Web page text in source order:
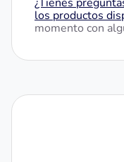
los productos
momento con